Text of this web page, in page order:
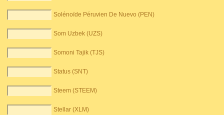
Solénoïde Péruvien De Nuevo (PEN)
Som Uzbek (UZS)
Somoni Tajik (TJS)
Status (SNT)
Steem (STEEM)
Stellar (XLM)